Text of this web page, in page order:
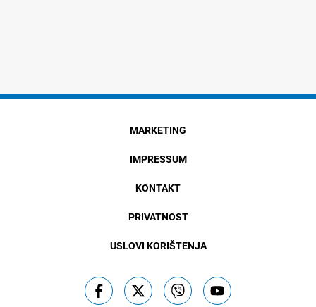
MARKETING
IMPRESSUM
KONTAKT
PRIVATNOST
USLOVI KORIŠTENJA